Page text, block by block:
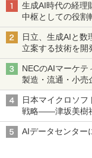
生成AI時代の経
中枢としての役割
日立、生成AIと数
立案する技術を開
NECのAIマーケ
製造・流通・小売
日本マイクロソフ
戦略――津坂美樹
AIデータセンター